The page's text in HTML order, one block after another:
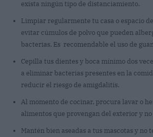
exista ningún tipo de distanciamiento.
Limpiar regularmente tu casa o espacio
evitar cúmulos de polvo que pueden
bacterias. Es recomendable el uso de
Cepilla tus dientes y boca mínimo dos
a eliminar bacterias presentes en la
reducir el riesgo de amigdalitis.
Al momento de cocinar, procura lavar o
alimentos que provengan del exterior y
Mantén bien aseadas a tus mascotas y no